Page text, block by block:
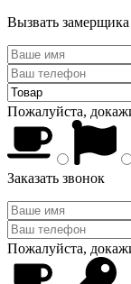
Вызвать замерщика
Пожалуйста,
Заказать звонок
Пожалуйста,